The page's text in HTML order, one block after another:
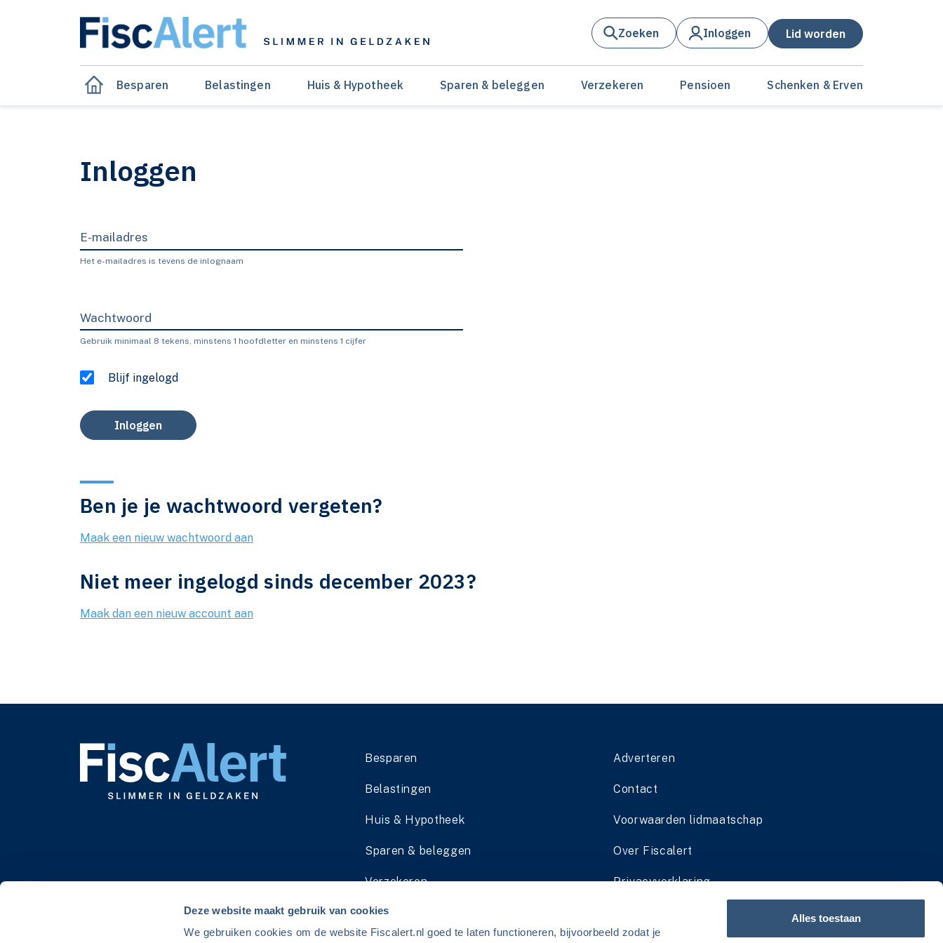
Deze website maakt gebruik van cookies
We gebruiken cookies om de website Fiscalert.nl goed te laten functioneren, bijvoorbeeld zodat je
Alles toestaan
Zoeken Inloggen Lid worden
Besparen Belastingen Huis & Hypotheek Sparen & beleggen Verzekeren Pensioen Schenken & Erven
Inloggen
E-mailadres
Het e-mailadres is tevens de inlognaam
Wachtwoord
Gebruik minimaal 8 tekens, minstens 1 hoofdletter en minstens 1 cijfer
Blijf ingelogd
Inloggen
Ben je je wachtwoord vergeten?
Maak een nieuw wachtwoord aan
Niet meer ingelogd sinds december 2023?
Maak dan een nieuw account aan
Besparen
Belastingen
Huis & Hypotheek
Sparen & beleggen
Verzekeren
Pensioen
Adverteren
Contact
Voorwaarden lidmaatschap
Over Fiscalert
Privacyverklaring